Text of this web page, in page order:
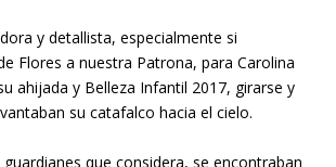
y detallista, especialmente si
Flores a nuestra Patrona, para Carolina
ahijada y Belleza Infantil 2017, girarse y
su catafalco hacia el cielo.
que considera, se encontraban